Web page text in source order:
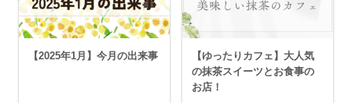
【2025年1月】今月の出来事
【ゆったりカフェ】大人気
の抹茶スイーツとお食事の
お店！